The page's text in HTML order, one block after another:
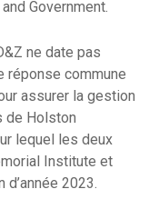
Government.
ne date pas
réponse commune
assurer la gestion
de Holston
lequel les deux
Institute et
2023.